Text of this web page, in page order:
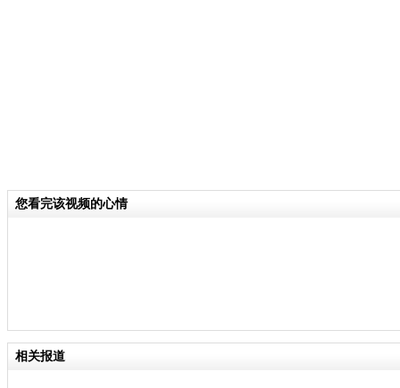
您看完该视频的心情
相关报道